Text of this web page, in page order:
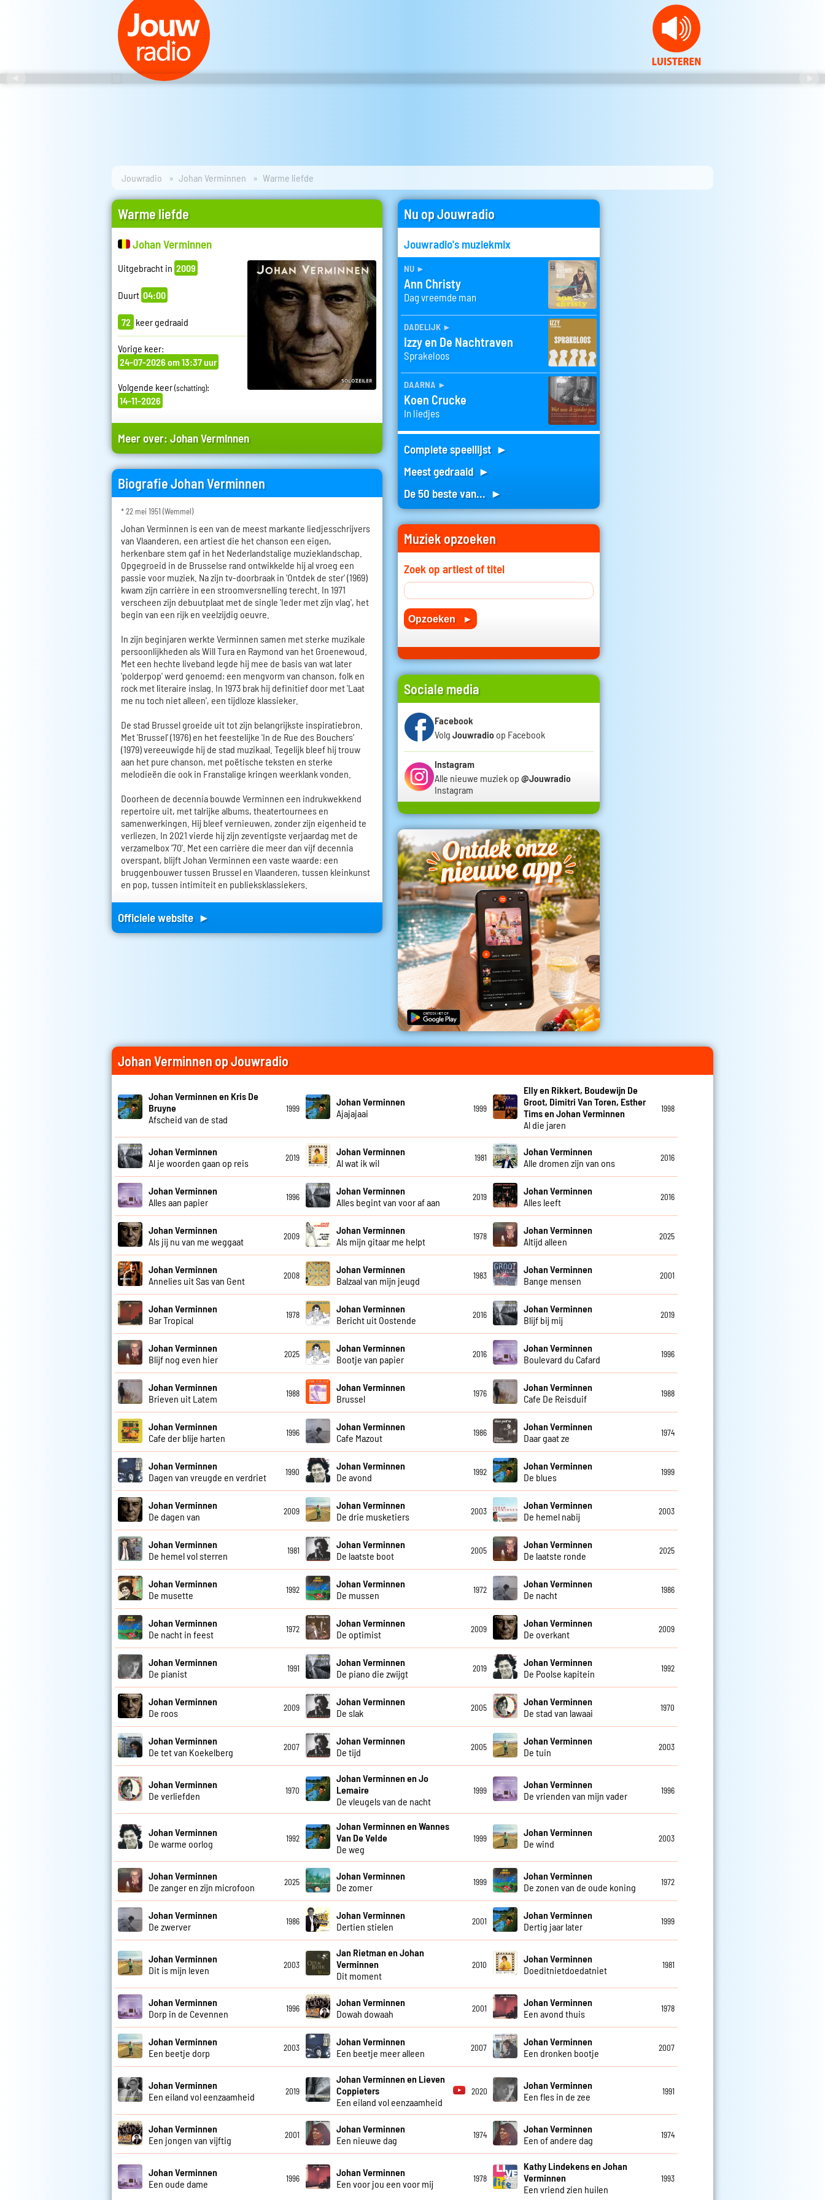
Jouwradio Johan Verminnen Warme liefde
Warme liefde
Johan Verminnen
Uitgebracht in 2009
Duurt 04:00
72 keer gedraaid
Vorige keer:
24-07-2026 om 13:37 uur
Volgende keer(schatting):
14-11-2026
Meer over:Johan Verminnen
Biografie Johan Verminnen
* 22 mei 1951 (Wemmel)
Johan Verminnen is een van de meest markante liedjesschrijvers
van Vlaanderen, een artiest die het chanson een eigen,
herkenbare stem gaf in het Nederlandstalige muzieklandschap.
Opgegroeid in de Brusselse rand ontwikkelde hij al vroeg een
passie voor muziek. Na zijn tv-doorbraak in 'Ontdek de ster' (1969)
kwam zijn carrière in een stroomversnelling terecht. In 1971
verscheen zijn debuutplaat met de single 'Ieder met zijn vlag', het
begin van een rijk en veelzijdig oeuvre.
In zijn beginjaren werkte Verminnen samen met sterke muzikale
persoonlijkheden als Will Tura en Raymond van het Groenewoud.
Met een hechte liveband legde hij mee de basis van wat later
'polderpop' werd genoemd: een mengvorm van chanson, folk en
rock met literaire inslag. In 1973 brak hij definitief door met 'Laat
me nu toch niet alleen', een tijdloze klassieker.
De stad Brussel groeide uit tot zijn belangrijkste inspiratiebron.
Met 'Brussel' (1976) en het feestelijke 'In de Rue des Bouchers'
(1979) vereeuwigde hij de stad muzikaal. Tegelijk bleef hij trouw
aan het pure chanson, met poëtische teksten en sterke
melodieën die ook in Franstalige kringen weerklank vonden.
Doorheen de decennia bouwde Verminnen een indrukwekkend
repertoire uit, met talrijke albums, theatertournees en
samenwerkingen. Hij bleef vernieuwen, zonder zijn eigenheid te
verliezen. In 2021 vierde hij zijn zeventigste verjaardag met de
verzamelbox '70'. Met een carrière die meer dan vijf decennia
overspant, blijft Johan Verminnen een vaste waarde: een
bruggenbouwer tussen Brussel en Vlaanderen, tussen kleinkunst
en pop, tussen intimiteit en publieksklassiekers.
Officiele website ►
Nu op Jouwradio
Jouwradio's muziekmix
nu ►
Ann Christy
Dag vreemde man
dadelijk ►
Izzy en De Nachtraven
Sprakeloos
daarna ►
Koen Crucke
In liedjes
Complete speellijst ►
Meest gedraaid ►
De 50 beste van... ►
Muziek opzoeken
Zoek op artiest of titel
Sociale media
Facebook
Volg Jouwradio op Facebook
Instagram
Alle nieuwe muziek op @Jouwradio
Instagram
Johan Verminnen op Jouwradio
Johan Verminnen en Kris De
Bruyne
Afscheid van de stad
1999
Johan Verminnen
Ajajajaai
1999
Elly en Rikkert, Boudewijn De
Groot, Dimitri Van Toren, Esther
Tims en Johan Verminnen
Al die jaren
1998
Johan Verminnen
Al je woorden gaan op reis
2019
Johan Verminnen
Al wat ik wil
1981
Johan Verminnen
Alle dromen zijn van ons
2016
Johan Verminnen
Alles aan papier
1996
Johan Verminnen
Alles begint van voor af aan
2019
Johan Verminnen
Alles leeft
2016
Johan Verminnen
Als jij nu van me weggaat
2009
Johan Verminnen
Als mijn gitaar me helpt
1978
Johan Verminnen
Altijd alleen
2025
Johan Verminnen
Annelies uit Sas van Gent
2008
Johan Verminnen
Balzaal van mijn jeugd
1983
Johan Verminnen
Bange mensen
2001
Johan Verminnen
Bar Tropical
1978
Johan Verminnen
Bericht uit Oostende
2016
Johan Verminnen
Blijf bij mij
2019
Johan Verminnen
Blijf nog even hier
2025
Johan Verminnen
Bootje van papier
2016
Johan Verminnen
Boulevard du Cafard
1996
Johan Verminnen
Brieven uit Latem
1988
Johan Verminnen
Brussel
1976
Johan Verminnen
Cafe De Reisduif
1988
Johan Verminnen
Cafe der blije harten
1996
Johan Verminnen
Cafe Mazout
1986
Johan Verminnen
Daar gaat ze
1974
Johan Verminnen
Dagen van vreugde en verdriet
1990
Johan Verminnen
De avond
1992
Johan Verminnen
De blues
1999
Johan Verminnen
De dagen van
2009
Johan Verminnen
De drie musketiers
2003
Johan Verminnen
De hemel nabij
2003
Johan Verminnen
De hemel vol sterren
1981
Johan Verminnen
De laatste boot
2005
Johan Verminnen
De laatste ronde
2025
Johan Verminnen
De musette
1992
Johan Verminnen
De mussen
1972
Johan Verminnen
De nacht
1986
Johan Verminnen
De nacht in feest
1972
Johan Verminnen
De optimist
2009
Johan Verminnen
De overkant
2009
Johan Verminnen
De pianist
1991
Johan Verminnen
De piano die zwijgt
2019
Johan Verminnen
De Poolse kapitein
1992
Johan Verminnen
De roos
2009
Johan Verminnen
De slak
2005
Johan Verminnen
De stad van lawaai
1970
Johan Verminnen
De tet van Koekelberg
2007
Johan Verminnen
De tijd
2005
Johan Verminnen
De tuin
2003
Johan Verminnen
De verliefden
1970
Johan Verminnen en Jo
Lemaire
De vleugels van de nacht
1999
Johan Verminnen
De vrienden van mijn vader
1996
Johan Verminnen
De warme oorlog
1992
Johan Verminnen en Wannes
Van De Velde
De weg
1999
Johan Verminnen
De wind
2003
Johan Verminnen
De zanger en zijn microfoon
2025
Johan Verminnen
De zomer
1999
Johan Verminnen
De zonen van de oude koning
1972
Johan Verminnen
De zwerver
1986
Johan Verminnen
Dertien stielen
2001
Johan Verminnen
Dertig jaar later
1999
Johan Verminnen
Dit is mijn leven
2003
Jan Rietman en Johan
Verminnen
Dit moment
2010
Johan Verminnen
Doeditnietdoedatniet
1981
Johan Verminnen
Dorp in de Cevennen
1996
Johan Verminnen
Dowah dowaah
2001
Johan Verminnen
Een avond thuis
1978
Johan Verminnen
Een beetje dorp
2003
Johan Verminnen
Een beetje meer alleen
2007
Johan Verminnen
Een dronken bootje
2007
Johan Verminnen
Een eiland vol eenzaamheid
2019
Johan Verminnen en Lieven
Coppieters
Een eiland vol eenzaamheid
2020
Johan Verminnen
Een fles in de zee
1991
Johan Verminnen
Een jongen van vijftig
2001
Johan Verminnen
Een nieuwe dag
1974
Johan Verminnen
Een of andere dag
1974
Johan Verminnen
Een oude dame
1996
Johan Verminnen
Een voor jou een voor mij
1978
Kathy Lindekens en Johan
Verminnen
Een vriend zien huilen
1993